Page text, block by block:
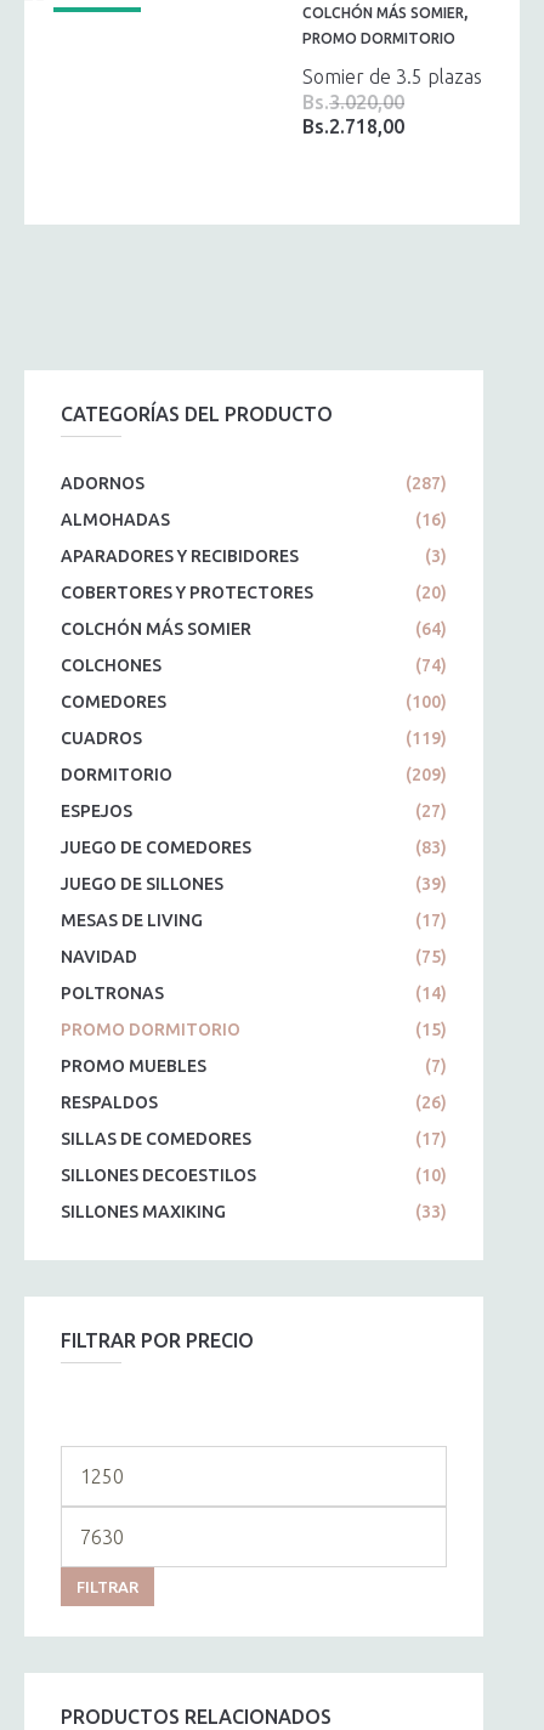
COLCHÓN MÁS SOMIER,
PROMO DORMITORIO
Somier de 3.5 plazas
Bs.3.020,00
El
Bs.3.020,00.
Bs.2.718,00El
Bs.2.718,00.
CATEGORÍAS DEL PRODUCTO
ADORNOS
(287)
ALMOHADAS
(16)
APARADORES Y RECIBIDORES
(3)
COBERTORES Y PROTECTORES
(20)
COLCHÓN MÁS SOMIER
(64)
COLCHONES
(74)
COMEDORES
(100)
CUADROS
(119)
DORMITORIO
(209)
ESPEJOS
(27)
JUEGO DE COMEDORES
(83)
JUEGO DE SILLONES
(39)
MESAS DE LIVING
(17)
NAVIDAD
(75)
POLTRONAS
(14)
PROMO DORMITORIO
(15)
PROMO MUEBLES
(7)
RESPALDOS
(26)
SILLAS DE COMEDORES
(17)
SILLONES DECOESTILOS
(10)
SILLONES MAXIKING
(33)
FILTRAR POR PRECIO
FILTRAR
PRODUCTOS RELACIONADOS